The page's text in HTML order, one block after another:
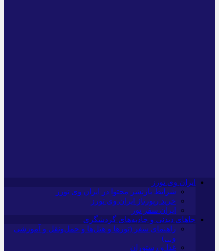
ایران وی تورز
شرایط بازنشر محتوا در ایران وی تورز
خرید رپورتاژ ایران وی تورز
ایران سفر تور
جاهای دیدنی و جاذبه‌های گردشگری
راهنمای سفر (تورها و هتل‌ها و حمل‌و‌نقل و آموزشی
و…)
غذا و رستوران